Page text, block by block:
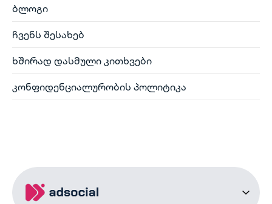
ბლოგი
ჩვენს შესახებ
ხშირად დასმული კითხვები
კონფიდენციალურობის პოლიტიკა